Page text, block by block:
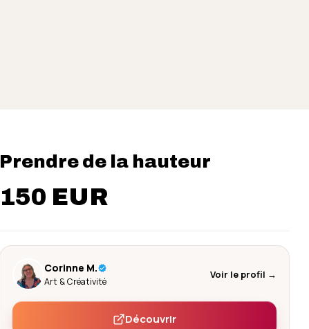
Prendre de la hauteur
150 EUR
Corinne M.
Art & Créativité
Voir le profil →
Découvrir